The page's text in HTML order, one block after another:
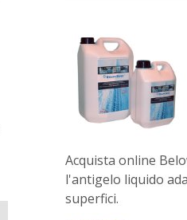
Acquista online
l'antigelo liquido
superfici.